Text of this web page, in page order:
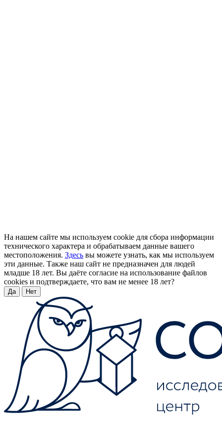
На нашем сайте мы используем cookie для сбора информации
технического характера и обрабатываем данные вашего
местоположения. Здесь вы можете узнать, как мы используем
эти данные. Также наш сайт не предназначен для людей
младше 18 лет. Вы даёте согласие на использование файлов
cookies и подтверждаете, что вам не менее 18 лет?
Да Нет